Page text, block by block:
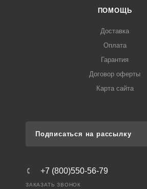
ПОМОЩЬ
Доставка
Оплата
Гарантия
Договор оферты
Карта сайта
Подписаться на рассылку
+7 (800)550-56-79
ЗАКАЗАТЬ ЗВОНОК